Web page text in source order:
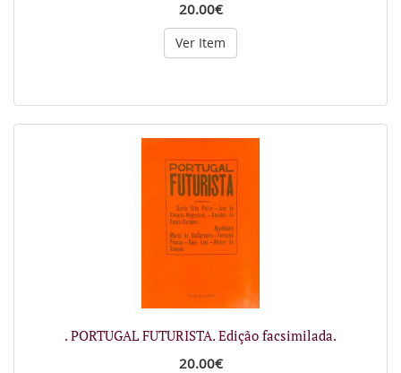
20.00€
Ver Item
. PORTUGAL FUTURISTA. Edição facsimilada.
20.00€